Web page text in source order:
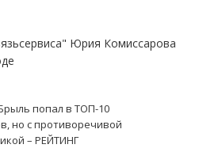
Юрия Комиссарова
попал в ТОП-10
но с противоречивой
– РЕЙТИНГ